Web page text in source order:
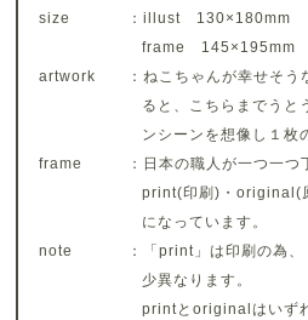
size
：illust 130×180mm
frame 145×195mm
artwork
：ねこちゃんが幸せそ
ると、こちらまでうと
ンシーンを想像し１枚
frame
：日本の職人が一つ一つ
print(印刷)・original(
になっています。
note
：「print」は印刷の為
少異なります。
printとoriginalはいず